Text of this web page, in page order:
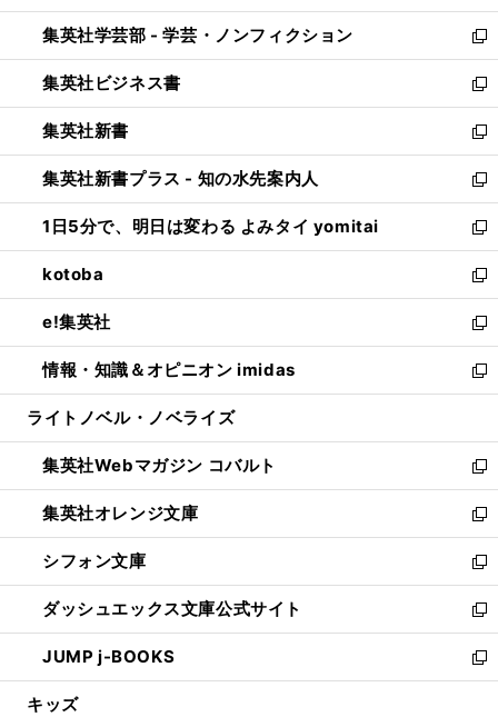
開
く
ウ
で
開
く
ン
ド
ウ
で
開
く
ウ
ィ
ン
ド
ウ
で
開
く
集英社学芸部 - 学芸・ノンフィクション
新
し
い
ウ
ィ
ン
ド
ウ
で
開
く
集英社ビジネス書
新
し
い
ウ
ィ
ン
ド
ウ
で
開
く
集英社新書
新
し
い
ウ
ィ
ン
ド
ウ
で
開
く
集英社新書プラス - 知の水先案内人
新
し
い
ウ
ィ
ン
ド
ウ
で
開
1日5分で、明日は変わる よみタイ yomitai
新
し
い
ウ
ィ
ン
ド
ウ
開
く
kotoba
新
し
い
ウ
ィ
ン
ウ
で
開
く
e!集英社
新
し
い
ウ
ン
ド
ウ
で
開
く
情報・知識＆オピニオン imidas
新
し
ウ
ィ
ン
ド
ウ
で
開
く
ライトノベル・ノベライズ
集英社Webマガジン コバルト
新
し
い
ウ
ィ
ン
ド
ウ
で
開
集英社オレンジ文庫
新
し
い
ウ
ィ
ン
ド
ウ
シフォン文庫
新
し
い
ウ
ィ
ン
ダッシュエックス文庫公式サイト
新
し
い
ウ
JUMP j-BOOKS
新
し
キッズ